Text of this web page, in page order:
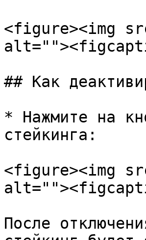
<figure><img
## Как
* Нажмите на
стейкинга:
<figure><img
После